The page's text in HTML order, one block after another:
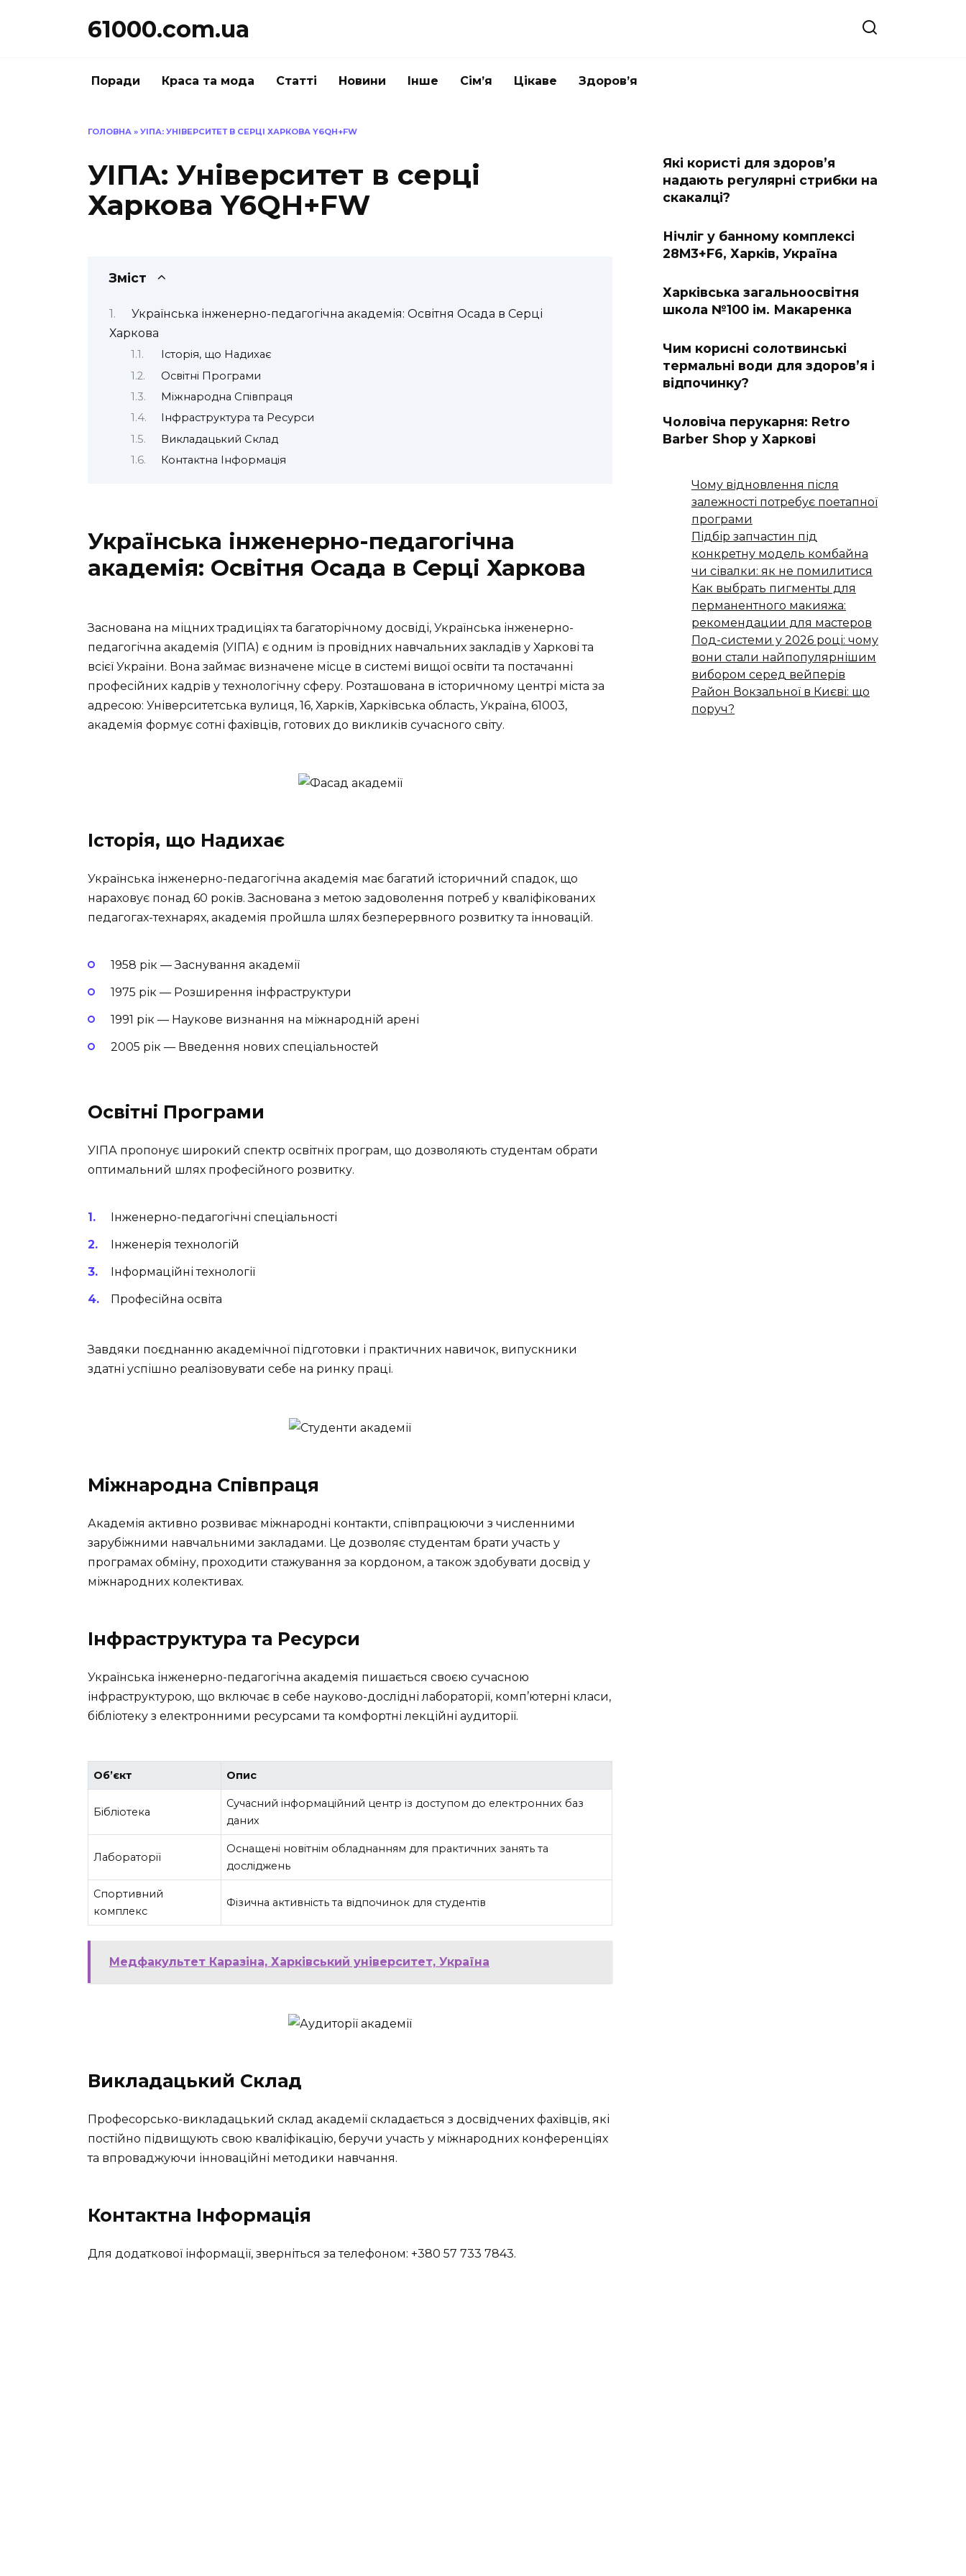
61000.com.ua
Поради Краса та мода Статті Новини Інше Сім’я Цікаве Здоров’я
ГОЛОВНА » УІПА: УНІВЕРСИТЕТ В СЕРЦІ ХАРКОВА Y6QH+FW
УІПА: Університет в серці
Харкова Y6QH+FW
Зміст
Українська інженерно-педагогічна академія: Освітня Осада в Серці
Харкова
Історія, що Надихає
Освітні Програми
Міжнародна Співпраця
Інфраструктура та Ресурси
Викладацький Склад
Контактна Інформація
Українська інженерно-педагогічна
академія: Освітня Осада в Серці Харкова
Заснована на міцних традиціях та багаторічному досвіді, Українська інженерно-
педагогічна академія (УІПА) є одним із провідних навчальних закладів у Харкові та
всієї України. Вона займає визначене місце в системі вищої освіти та постачанні
професійних кадрів у технологічну сферу. Розташована в історичному центрі міста за
адресою: Університетська вулиця, 16, Харків, Харківська область, Україна, 61003,
академія формує сотні фахівців, готових до викликів сучасного світу.
Історія, що Надихає
Українська інженерно-педагогічна академія має багатий історичний спадок, що
нараховує понад 60 років. Заснована з метою задоволення потреб у кваліфікованих
педагогах-технарях, академія пройшла шлях безперервного розвитку та інновацій.
1958 рік — Заснування академії
1975 рік — Розширення інфраструктури
1991 рік — Наукове визнання на міжнародній арені
2005 рік — Введення нових спеціальностей
Освітні Програми
УІПА пропонує широкий спектр освітніх програм, що дозволяють студентам обрати
оптимальний шлях професійного розвитку.
Інженерно-педагогічні спеціальності
Інженерія технологій
Інформаційні технології
Професійна освіта
Завдяки поєднанню академічної підготовки і практичних навичок, випускники
здатні успішно реалізовувати себе на ринку праці.
Міжнародна Співпраця
Академія активно розвиває міжнародні контакти, співпрацюючи з численними
зарубіжними навчальними закладами. Це дозволяє студентам брати участь у
програмах обміну, проходити стажування за кордоном, а також здобувати досвід у
міжнародних колективах.
Інфраструктура та Ресурси
Українська інженерно-педагогічна академія пишається своєю сучасною
інфраструктурою, що включає в себе науково-дослідні лабораторії, комп’ютерні класи,
бібліотеку з електронними ресурсами та комфортні лекційні аудиторії.
Об’єкт Опис
Бібліотека
Сучасний інформаційний центр із доступом до електронних баз
даних
Лабораторії
Оснащені новітнім обладнанням для практичних занять та
досліджень
Спортивний
комплекс
Фізична активність та відпочинок для студентів
Медфакультет Каразіна, Харківський університет, Україна
Викладацький Склад
Професорсько-викладацький склад академії складається з досвідчених фахівців, які
постійно підвищують свою кваліфікацію, беручи участь у міжнародних конференціях
та впроваджуючи інноваційні методики навчання.
Контактна Інформація
Для додаткової інформації, зверніться за телефоном: +380 57 733 7843.
Які користі для здоров’я
надають регулярні стрибки на
скакалці?
Нічліг у банному комплексі
28M3+F6, Харків, Україна
Харківська загальноосвітня
школа №100 ім. Макаренка
Чим корисні солотвинські
термальні води для здоров’я і
відпочинку?
Чоловіча перукарня: Retro
Barber Shop у Харкові
Чому відновлення після
залежності потребує поетапної
програми
Підбір запчастин під
конкретну модель комбайна
чи сівалки: як не помилитися
Как выбрать пигменты для
перманентного макияжа:
рекомендации для мастеров
Под-системи у 2026 році: чому
вони стали найпопулярнішим
вибором серед вейперів
Район Вокзальної в Києві: що
поруч?